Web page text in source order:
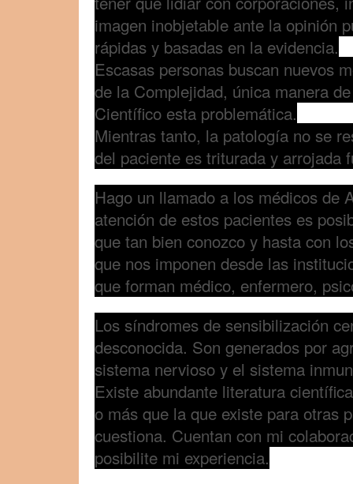
imagen inobjetable ante la opinión
rápidas y basadas en la evidencia.
Escasas personas buscan nuevos
de la Complejidad, única manera
Científico esta problemática.
Mientras tanto, la patología no se
del paciente es triturada y arrojada
Hago un llamado a los médicos de
atención de estos pacientes es
que tan bien conozco y hasta con
que nos imponen desde las
que forman médico, enfermero,
Los síndromes de sensibilización
desconocida. Son generados por
sistema nervioso y el sistema
Existe abundante literatura
o más que la que existe para otras
cuestiona. Cuentan con mi
posibilite mi experiencia.